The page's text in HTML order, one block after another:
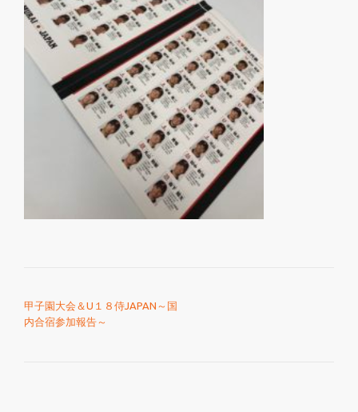
甲子園大会＆U１８侍JAPAN～国
内合宿参加報告～